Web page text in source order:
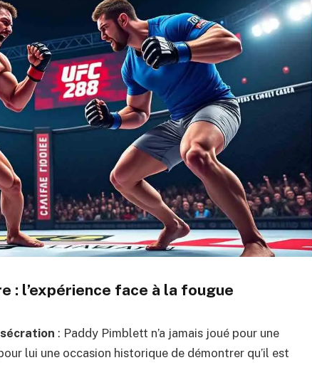
: l’expérience face à la fougue
: Paddy Pimblett n’a jamais joué pour une
lui une occasion historique de démontrer qu’il est